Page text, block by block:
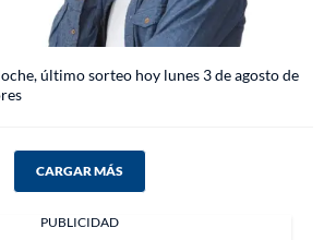
último sorteo hoy lunes 3 de agosto de
CARGAR MÁS
PUBLICIDAD